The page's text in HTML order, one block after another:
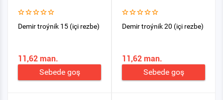
Demir troýnik 15 (içi rezbe)
11,62 man.
Sebede goş
Demir troýnik 20 (içi rezbe)
11,62 man.
Sebede goş